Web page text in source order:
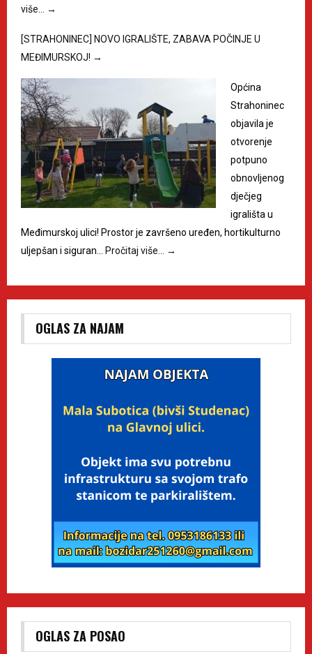
više…
→
[STRAHONINEC] NOVO IGRALIŠTE, ZABAVA POČINJE U
MEĐIMURSKOJ! →
Općina
Strahoninec
objavila je
otvorenje
potpuno
obnovljenog
dječjeg
igrališta u
Međimurskoj ulici! Prostor je završeno uređen, hortikulturno
uljepšan i siguran…
Pročitaj više… →
OGLAS ZA NAJAM
OGLAS ZA POSAO